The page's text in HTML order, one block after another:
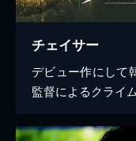
チェイサー
デビュー作にして
監督によるクライ